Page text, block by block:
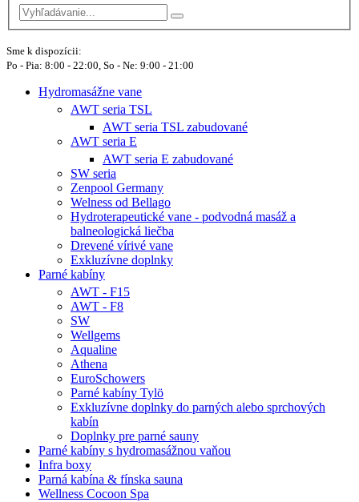
Sme k dispozícii:
Po - Pia: 8:00 - 22:00, So - Ne: 9:00 - 21:00
Hydromasážne vane
AWT seria TSL
AWT seria TSL zabudované
AWT seria E
AWT seria E zabudované
SW seria
Zenpool Germany
Welness od Bellago
Hydroterapeutické vane - podvodná masáž a
balneologická liečba
Drevené vírivé vane
Exkluzívne doplnky
Parné kabíny
AWT - F15
AWT - F8
SW
Wellgems
Aqualine
Athena
EuroSchowers
Parné kabíny Tylö
Exkluzívne doplnky do parných alebo sprchových
kabín
Doplnky pre parné sauny
Parné kabíny s hydromasážnou vaňou
Infra boxy
Parná kabína & fínska sauna
Wellness Cocoon Spa